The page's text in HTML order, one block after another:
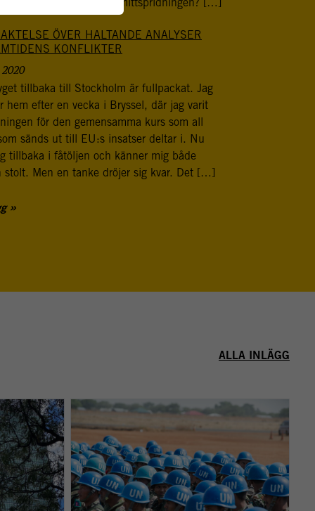
på att bekämpa smittspridningen? […]
ÖVER HALTANDE ANALYSER
KONFLIKTER
tillbaka till Stockholm är fullpackat. Jag
hem efter en vecka i Bryssel, där jag varit
för den gemensamma kurs som all
sänds ut till EU:s insatser deltar i. Nu
tillbaka i fåtöljen och känner mig både
stolt. Men en tanke dröjer sig kvar. Det […]
ALLA INLÄGG